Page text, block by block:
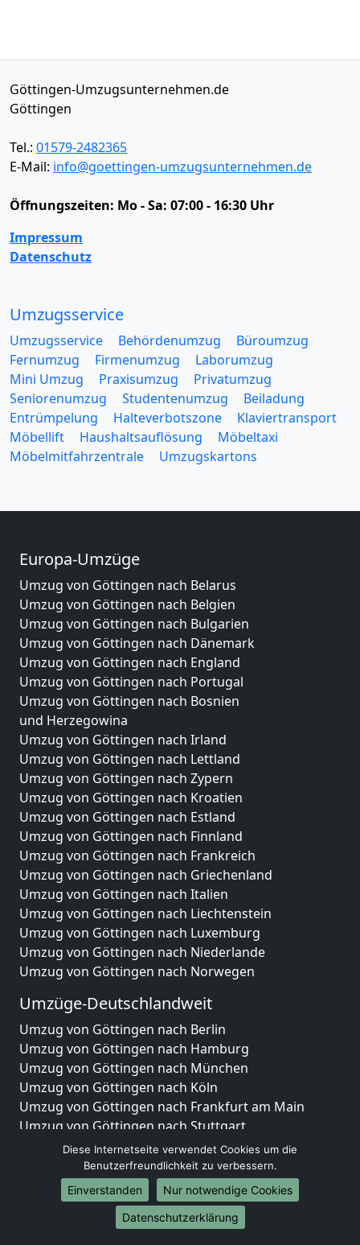
Göttingen-Umzugsunternehmen.de
Göttingen
Tel.: 01579-2482365
E-Mail: info@goettingen-umzugsunternehmen.de
Öffnungszeiten: Mo - Sa: 07:00 - 16:30 Uhr
Impressum
Datenschutz
Umzugsservice
Umzugsservice Behördenumzug
Büroumzug
Fernumzug
Firmenumzug
Laborumzug
Mini Umzug
Praxisumzug
Privatumzug
Seniorenumzug
Studentenumzug
Beiladung
Entrümpelung
Halteverbotszone
Klaviertransport
Möbellift
Haushaltsauflösung
Möbeltaxi
Möbelmitfahrzentrale
Umzugskartons
Europa-Umzüge
Umzug von Göttingen nach Belarus
Umzug von Göttingen nach Belgien
Umzug von Göttingen nach Bulgarien
Umzug von Göttingen nach Dänemark
Umzug von Göttingen nach England
Umzug von Göttingen nach Portugal
Umzug von Göttingen nach Bosnien
und Herzegowina
Umzug von Göttingen nach Irland
Umzug von Göttingen nach Lettland
Umzug von Göttingen nach Zypern
Umzug von Göttingen nach Kroatien
Umzug von Göttingen nach Estland
Umzug von Göttingen nach Finnland
Umzug von Göttingen nach Frankreich
Umzug von Göttingen nach Griechenland
Umzug von Göttingen nach Italien
Umzug von Göttingen nach Liechtenstein
Umzug von Göttingen nach Luxemburg
Umzug von Göttingen nach Niederlande
Umzug von Göttingen nach Norwegen
Umzüge-Deutschlandweit
Umzug von Göttingen nach Berlin
Umzug von Göttingen nach Hamburg
Umzug von Göttingen nach München
Umzug von Göttingen nach Köln
Umzug von Göttingen nach Frankfurt am Main
Umzug von Göttingen nach Stuttgart
Umzug von Göttingen nach Düsseldorf
Umzug von Göttingen nach Leipzig
Umzug von Göttingen nach Dortmund
Umzug von Göttingen nach Essen
Umzug von Göttingen nach Bremen
Diese Internetseite verwendet Cookies um die
Benutzerfreundlichkeit zu verbessern.
Einverstanden
Nur notwendige Cookies
Datenschutzerklärung